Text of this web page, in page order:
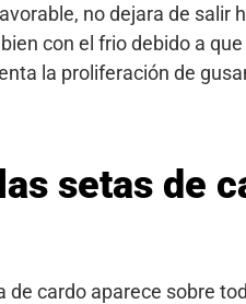
no dejara de salir
con el frio debido a que
la proliferación de
setas de
cardo aparece sobre